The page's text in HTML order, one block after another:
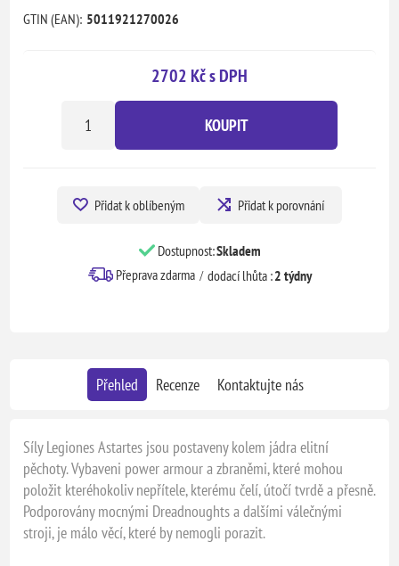
GTIN (EAN): 5011921270026
2702 Kč s DPH
KOUPIT
Přidat k oblíbeným Přidat k porovnání
Dostupnost:Skladem
Přeprava zdarma
dodací lhůta :2 týdny
Přehled Recenze Kontaktujte nás
Síly Legiones Astartes jsou postaveny kolem jádra elitní
pěchoty. Vybaveni power armour a zbraněmi, které mohou
položit kteréhokoliv nepřítele, kterému čelí, útočí tvrdě a přesně.
Podporovány mocnými Dreadnoughts a dalšími válečnými
stroji, je málo věcí, které by nemogli porazit.